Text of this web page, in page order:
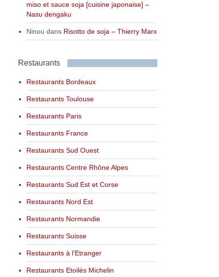
miso et sauce soja [cuisine japonaise] –
Nasu dengaku
Ninou dans Risotto de soja – Thierry Marx
Restaurants
Restaurants Bordeaux
Restaurants Toulouse
Restaurants Paris
Restaurants France
Restaurants Sud Ouest
Restaurants Centre Rhône Alpes
Restaurants Sud Est et Corse
Restaurants Nord Est
Restaurants Normandie
Restaurants Suisse
Restaurants à l’Etranger
Restaurants Etoilés Michelin